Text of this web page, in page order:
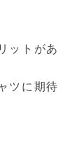
ットがあ
ツに期待